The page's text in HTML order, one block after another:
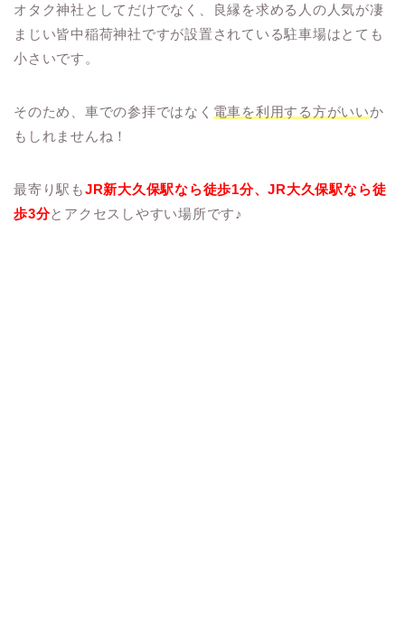
オタク神社としてだけでなく、良縁を求める人の人気が凄
まじい皆中稲荷神社ですが設置されている駐車場はとても
小さいです。
そのため、車での参拝ではなく 電車を利用する方がいいか
もしれませんね！
最寄り駅もJR新大久保駅なら徒歩1分、JR大久保駅なら徒
歩3分とアクセスしやすい場所です♪